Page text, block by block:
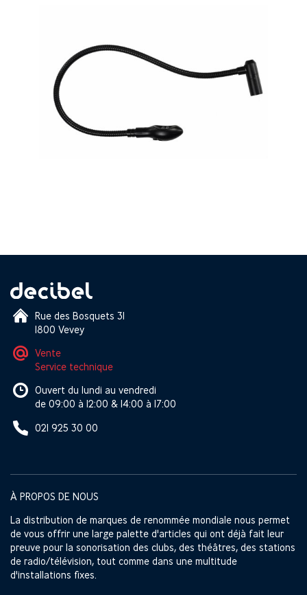
Rue des Bosquets 31
1800 Vevey
Vente
Service technique
Ouvert du lundi au vendredi
de 09:00 à 12:00 & 14:00 à 17:00
021 925 30 00
À PROPOS DE NOUS
La distribution de marques de renommée mondiale nous permet
de vous offrir une large palette d'articles qui ont déjà fait leur
preuve pour la sonorisation des clubs, des théâtres, des stations
de radio/télévision, tout comme dans une multitude
d'installations fixes.